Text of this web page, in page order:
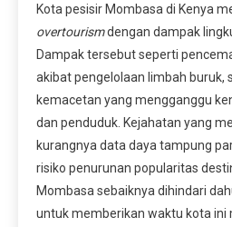
Kota pesisir Mombasa di Kenya
overtourismdengan dampak
Dampak tersebut seperti
akibat pengelolaan limbah buruk,
kemacetan yang mengganggu
dan penduduk. Kejahatan yang
kurangnya data daya tampung
risiko penurunan popularitas
Mombasa sebaiknya dihindari
untuk memberikan waktu kota ini